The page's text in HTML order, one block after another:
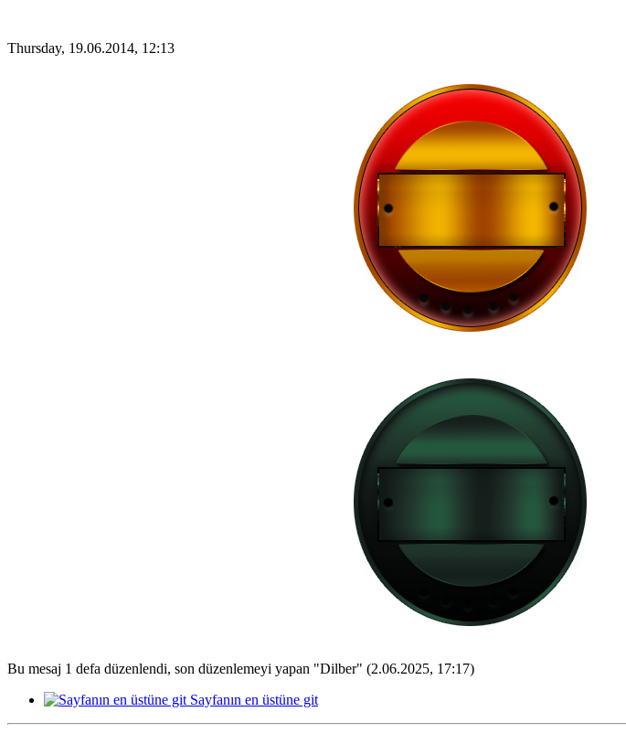
Thursday, 19.06.2014, 12:13
Bu mesaj 1 defa düzenlendi, son düzenlemeyi yapan "Dilber" (2.06.2025, 17:17)
Sayfanın en üstüne git